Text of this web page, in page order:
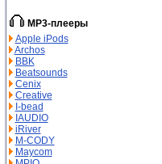
MP3-плееры
Apple iPods
Archos
BBK
Beatsounds
Cenix
Creative
I-bead
IAUDIO
iRiver
M-СODY
Maycom